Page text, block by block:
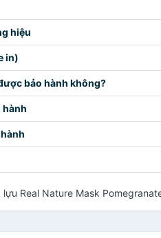
hiệu
in)
bảo hành không?
hành
lựu Real Nature Mask